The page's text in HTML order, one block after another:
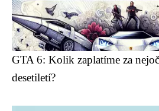
GTA 6: Kolik zaplatíme za
desetiletí?